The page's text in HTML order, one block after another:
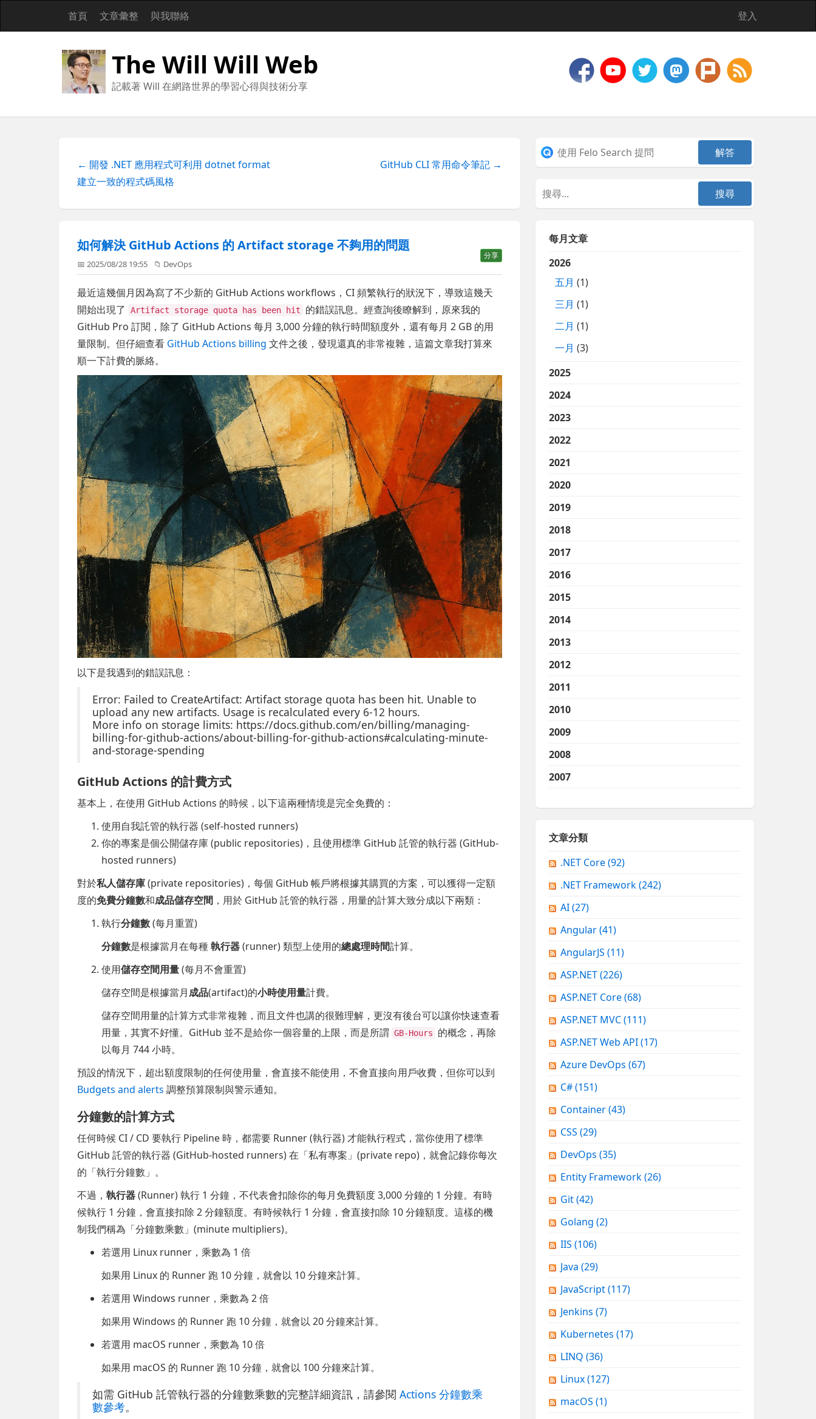
首頁 文章彙整 與我聯絡 登入
The Will Will Web
記載著 Will 在網路世界的學習心得與技術分享
← 開發 .NET 應用程式可利用 dotnet format
建立一致的程式碼風格
GitHub CLI 常用命令筆記 →
如何解決 GitHub Actions 的 Artifact storage 不夠用的問題
分享
📅 2025/08/28 19:55 📁 DevOps
最近這幾個月因為寫了不少新的 GitHub Actions workflows，CI 頻繁執行的狀況下，導致這幾天
開始出現了
Artifact storage quota has been hit
的錯誤訊息。經查詢後瞭解到，原來我的
GitHub Pro 訂閱，除了 GitHub Actions 每月 3,000 分鐘的執行時間額度外，還有每月 2 GB 的用
量限制。但仔細查看 GitHub Actions billing 文件之後，發現還真的非常複雜，這篇文章我打算來
順一下計費的脈絡。
以下是我遇到的錯誤訊息：
Error: Failed to CreateArtifact: Artifact storage quota has been hit. Unable to
upload any new artifacts. Usage is recalculated every 6-12 hours.
More info on storage limits: https://docs.github.com/en/billing/managing-
billing-for-github-actions/about-billing-for-github-actions#calculating-minute-
and-storage-spending
GitHub Actions 的計費方式
基本上，在使用 GitHub Actions 的時候，以下這兩種情境是完全免費的：
使用自我託管的執行器 (self-hosted runners)
你的專案是個公開儲存庫 (public repositories)，且使用標準 GitHub 託管的執行器 (GitHub-
hosted runners)
對於私人儲存庫(private repositories)，每個 GitHub 帳戶將根據其購買的方案，可以獲得一定額
度的免費分鐘數和成品儲存空間 ，用於 GitHub 託管的執行器，用量的計算大致分成以下兩類：
執行分鐘數(每月重置)
分鐘數是根據當月在每種執行器(runner) 類型上使用的總處理時間計算。
使用儲存空間用量(每月不會重置)
儲存空間是根據當月成品(artifact)的小時使用量計費。
儲存空間用量的計算方式非常複雜，而且文件也講的很難理解，更沒有後台可以讓你快速查看
用量，其實不好懂。GitHub 並不是給你一個容量的上限，而是所謂 GB-Hours
的概念，再除
以每月 744 小時。
預設的情況下，超出額度限制的任何使用量，會直接不能使用，不會直接向用戶收費，但你可以到
Budgets and alerts 調整預算限制與警示通知。
分鐘數的計算方式
任何時候 CI / CD 要執行 Pipeline 時，都需要 Runner (執行器) 才能執行程式，當你使用了標準
GitHub 託管的執行器 (GitHub-hosted runners) 在「私有專案」(private repo)，就會記錄你每次
的「執行分鐘數」。
不過，執行器(Runner) 執行 1 分鐘，不代表會扣除你的每月免費額度 3,000 分鐘的 1 分鐘。有時
候執行 1 分鐘，會直接扣除 2 分鐘額度。有時候執行 1 分鐘，會直接扣除 10 分鐘額度。這樣的機
制我們稱為「分鐘數乘數」(minute multipliers)。
若選用 Linux runner，乘數為 1 倍
如果用 Linux 的 Runner 跑 10 分鐘，就會以 10 分鐘來計算。
若選用 Windows runner，乘數為 2 倍
如果用 Windows 的 Runner 跑 10 分鐘，就會以 20 分鐘來計算。
若選用 macOS runner，乘數為 10 倍
如果用 macOS 的 Runner 跑 10 分鐘，就會以 100 分鐘來計算。
如需 GitHub 託管執行器的分鐘數乘數的完整詳細資訊，請參閱Actions 分鐘數乘
數參考。
每月文章
2026
五月 (1)
三月 (1)
二月 (1)
一月 (3)
2025
2024
2023
2022
2021
2020
2019
2018
2017
2016
2015
2014
2013
2012
2011
2010
2009
2008
2007
文章分類
.NET Core(92)
.NET Framework(242)
AI(27)
Angular(41)
AngularJS (11)
ASP.NET(226)
ASP.NET Core(68)
ASP.NET MVC(111)
ASP.NET Web API(17)
Azure DevOps (67)
C#(151)
Container(43)
CSS (29)
DevOps (35)
Entity Framework(26)
Git(42)
Golang (2)
IIS (106)
Java (29)
JavaScript(117)
Jenkins (7)
Kubernetes (17)
LINQ (36)
Linux(127)
macOS (1)